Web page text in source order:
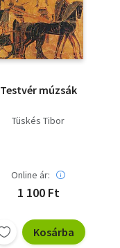
Testvér múzsák
Tüskés Tibor
Online ár:
1 100 Ft
Kosárba